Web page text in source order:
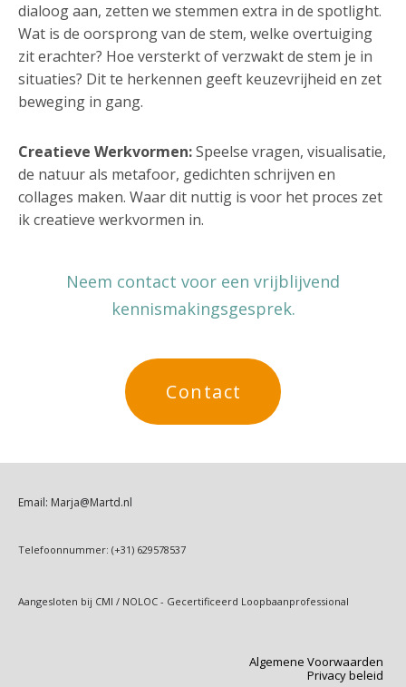
dialoog aan, zetten we stemmen extra in de spotlight.
Wat is de oorsprong van de stem, welke overtuiging
zit erachter? Hoe versterkt of verzwakt de stem je in
situaties? Dit te herkennen geeft keuzevrijheid en zet
beweging in gang.
Creatieve Werkvormen:Speelse vragen, visualisatie,
de natuur als metafoor, gedichten schrijven en
collages maken. Waar dit nuttig is voor het proces zet
ik creatieve werkvormen in.
Neem contact voor een vrijblijvend
kennismakingsgesprek.
Contact
Email: Marja@Martd.nl
Telefoonnummer: (+31) 629578537
Aangesloten bij CMI / NOLOC - Gecertificeerd Loopbaanprofessional
Algemene Voorwaarden
Privacy beleid